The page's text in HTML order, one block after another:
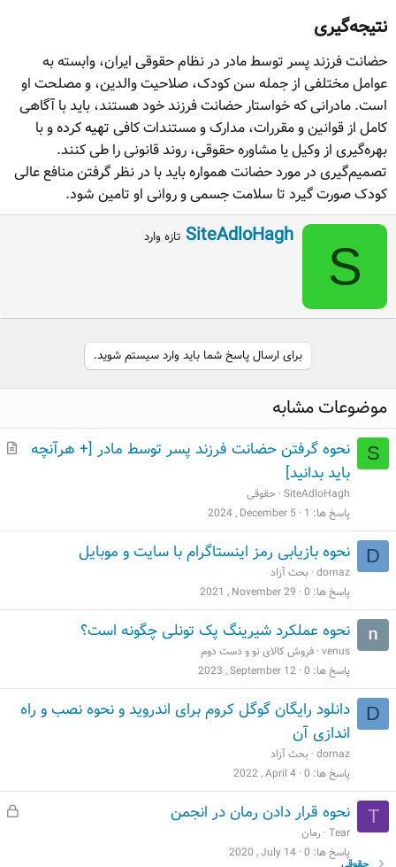
نتیجه‌گیری​
حضانت فرزند پسر توسط مادر در نظام حقوقی ایران، وابسته به
عوامل مختلفی از جمله سن کودک، صلاحیت والدین، و مصلحت او
است. مادرانی که خواستار حضانت فرزند خود هستند، باید با آگاهی
کامل از قوانین و مقررات، مدارک و مستندات کافی تهیه کرده و با
بهره‌گیری از وکیل یا مشاوره حقوقی، روند قانونی را طی کنند.
تصمیم‌گیری در مورد حضانت همواره باید با در نظر گرفتن منافع عالی
کودک صورت گیرد تا سلامت جسمی و روانی او تامین شود.
S
W
r
e
b
y
SiteAdloHagh تازه وارد
برای ارسال پاسخ شما باید وارد سیستم شوید.
موضوعات مشابه
S
م
نحوه گرفتن حضانت فرزند پسر توسط مادر [+ هرآنچه
باید بدانید]
SiteAdloHagh حقوقی
پاسخ ها 1
2024 , December 5
D نحوه بازیابی رمز اینستاگرام با سایت و موبایل
dornaz بحث آزاد
پاسخ ها 0
2021 , November 29
نحوه عملکرد شیرینگ پک تونلی چگونه است؟
venus فروش کالای نو و دست دوم
پاسخ ها 0
2023 , September 12
D
دانلود رایگان گوگل کروم برای اندروید و نحوه نصب و راه
اندازی آن
dornaz بحث آزاد
پاسخ ها 0
2022 , April 4
T
ق
نحوه قرار دادن رمان در انجمن
Tear رمان
پاسخ ها 0
2020 , July 14